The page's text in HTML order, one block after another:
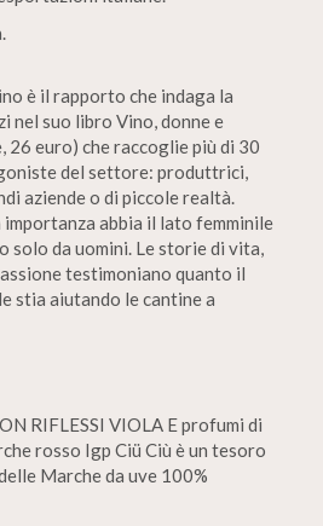
è il rapporto che indaga la
nel suo libro Vino, donne e
26 euro) che raccoglie più di 30
del settore: produttrici,
aziende o di piccole realtà.
importanza abbia il lato femminile
solo da uomini. Le storie di vita,
testimoniano quanto il
stia aiutando le cantine a
RIFLESSI VIOLA E profumi di
rosso Igp Ciü Ciù è un tesoro
Marche da uve 100%